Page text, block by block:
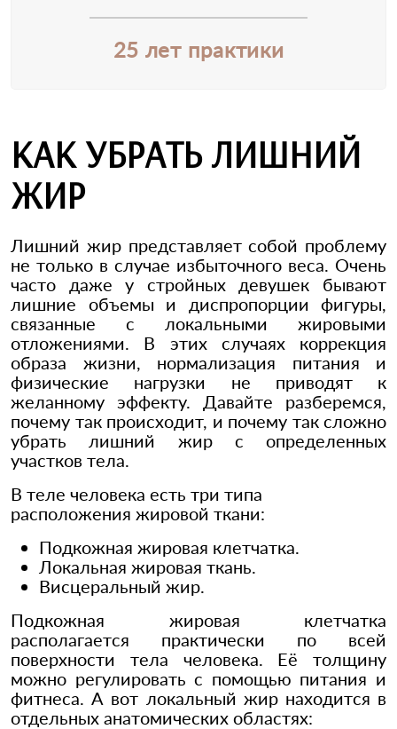
25 лет практики
КАК УБРАТЬ ЛИШНИЙ
ЖИР
Лишний жир представляет собой проблему
не только в случае избыточного веса. Очень
часто даже у стройных девушек бывают
лишние объемы и диспропорции фигуры,
связанные с локальными жировыми
отложениями. В этих случаях коррекция
образа жизни, нормализация питания и
физические нагрузки не приводят к
желанному эффекту. Давайте разберемся,
почему так происходит, и почему так сложно
убрать лишний жир с определенных
участков тела.
В теле человека есть три типа
расположения жировой ткани:
Подкожная жировая клетчатка.
Локальная жировая ткань.
Висцеральный жир.
Подкожная жировая клетчатка
располагается практически по всей
поверхности тела человека. Её толщину
можно регулировать с помощью питания и
фитнеса. А вот локальный жир находится в
отдельных анатомических областях: